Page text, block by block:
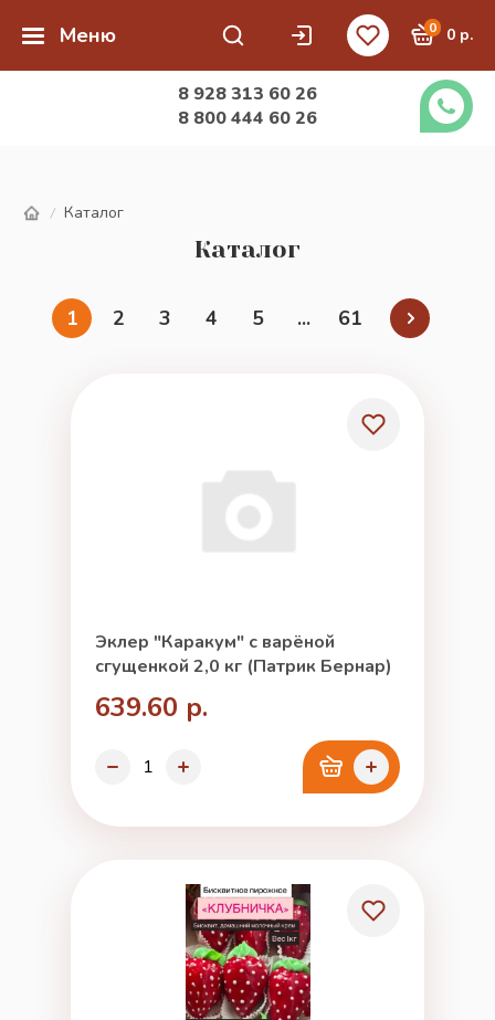
Меню 0 0 р.
8 928 313 60 26
8 800 444 60 26
/ Каталог
Каталог
1 2 3 4 5 ... 61
Эклер "Каракум" с варёной
сгущенкой 2,0 кг (Патрик Бернар)
639.60 р.